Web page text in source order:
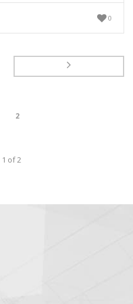
0
2
1 of2